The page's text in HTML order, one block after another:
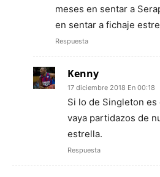
meses en sentar a
en sentar a fichaje
Respuesta
Kenny
17 diciembre 2018 En 00:18
Si lo de Singleton
vaya partidazos de
estrella.
Respuesta